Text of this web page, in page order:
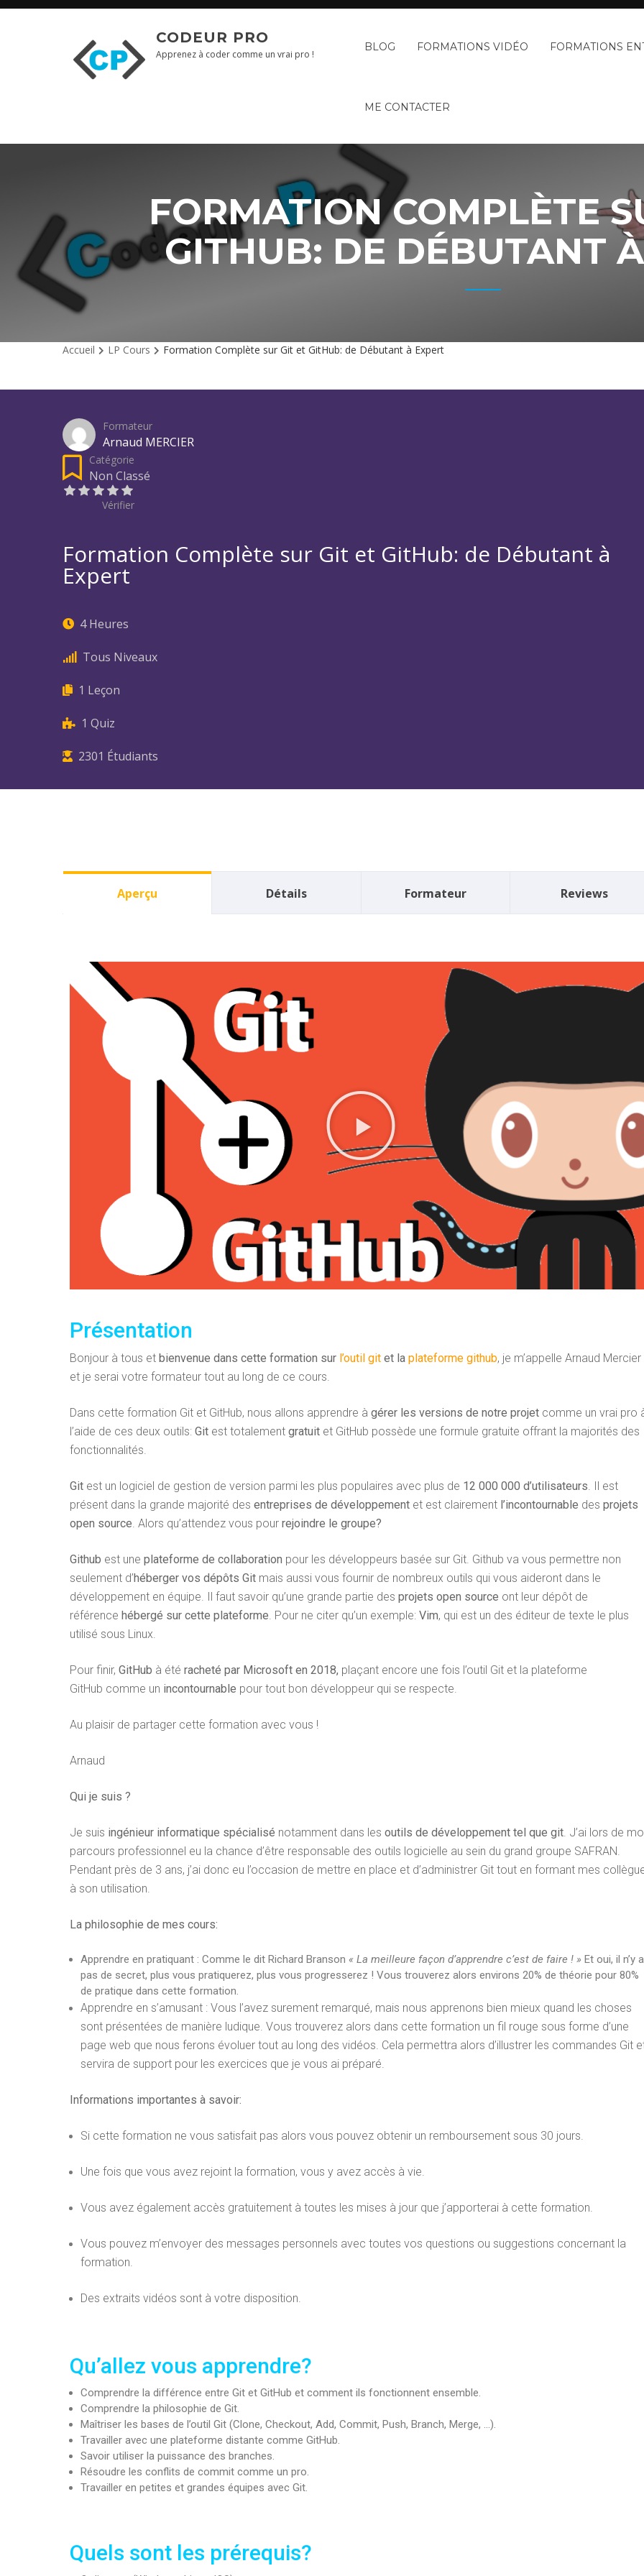
contacter
CODEUR PRO
Apprenez à coder comme un vrai pro !
BLOG FORMATIONS VIDÉO FORMATIONS
ME CONTACTER
FORMATION COMPLÈTE
GITHUB: DE DÉBUTANT
Accueil LP Cours Formation Complète sur Git et GitHub: de Débutant à Expert
Formateur
Arnaud MERCIER
Catégorie
Non Classé
Vérifier
Formation Complète sur Git et GitHub: de Débutant à
Expert
4 Heures
Tous Niveaux
1 Leçon
1 Quiz
2301 Étudiants
Aperçu Détails Formateur Reviews
Présentation
Bonjour à tous et bienvenue dans cette formation sur l’outil git et la plateforme github, je m’appelle Arnaud Mercier
et je serai votre formateur tout au long de ce cours.
Dans cette formation Git et GitHub, nous allons apprendre à gérer les versions de notre projet comme un vrai pro
l’aide de ces deux outils: Git est totalement gratuit et GitHub possède une formule gratuite offrant la majorités des
fonctionnalités.
Git est un logiciel de gestion de version parmi les plus populaires avec plus de 12 000 000 d’utilisateurs. Il est
présent dans la grande majorité des entreprises de développement et est clairement l’incontournable des projets
open source. Alors qu’attendez vous pour rejoindre le groupe?
Github est une plateforme de collaboration pour les développeurs basée sur Git. Github va vous permettre non
seulement d’héberger vos dépôts Git mais aussi vous fournir de nombreux outils qui vous aideront dans le
développement en équipe. Il faut savoir qu’une grande partie des projets open source ont leur dépôt de
référence hébergé sur cette plateforme. Pour ne citer qu’un exemple: Vim, qui est un des éditeur de texte le plus
utilisé sous Linux.
Pour finir, GitHub à été racheté par Microsoft en 2018, plaçant encore une fois l’outil Git et la plateforme
GitHub comme un incontournable pour tout bon développeur qui se respecte.
Au plaisir de partager cette formation avec vous !
Arnaud
Qui je suis ?
Je suis ingénieur informatique spécialisé notamment dans les outils de développement tel que git. J’ai lors de
parcours professionnel eu la chance d’être responsable des outils logicielle au sein du grand groupe SAFRAN.
Pendant près de 3 ans, j’ai donc eu l’occasion de mettre en place et d’administrer Git tout en formant mes
à son utilisation.
La philosophie de mes cours:
Apprendre en pratiquant : Comme le dit Richard Branson « La meilleure façon d’apprendre c’est de faire ! » Et oui, il n’y a
pas de secret, plus vous pratiquerez, plus vous progresserez ! Vous trouverez alors environs 20% de théorie pour 80%
de pratique dans cette formation.
Apprendre en s’amusant : Vous l’avez surement remarqué, mais nous apprenons bien mieux quand les choses
sont présentées de manière ludique. Vous trouverez alors dans cette formation un fil rouge sous forme d’une
page web que nous ferons évoluer tout au long des vidéos. Cela permettra alors d’illustrer les commandes Git
servira de support pour les exercices que je vous ai préparé.
Informations importantes à savoir:
Si cette formation ne vous satisfait pas alors vous pouvez obtenir un remboursement sous 30 jours.
Une fois que vous avez rejoint la formation, vous y avez accès à vie.
Vous avez également accès gratuitement à toutes les mises à jour que j’apporterai à cette formation.
Vous pouvez m’envoyer des messages personnels avec toutes vos questions ou suggestions concernant la
formation.
Des extraits vidéos sont à votre disposition.
Qu’allez vous apprendre?
Comprendre la différence entre Git et GitHub et comment ils fonctionnent ensemble.
Comprendre la philosophie de Git.
Maîtriser les bases de l’outil Git (Clone, Checkout, Add, Commit, Push, Branch, Merge, …).
Travailler avec une plateforme distante comme GitHub.
Savoir utiliser la puissance des branches.
Résoudre les conflits de commit comme un pro.
Travailler en petites et grandes équipes avec Git.
Quels sont les prérequis?